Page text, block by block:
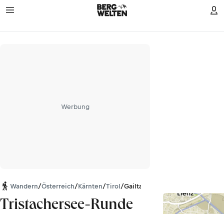
Werbung
Wandern/Österreich/Kärnten/Tirol/Gailtaler Alpen
Tristachersee-Runde